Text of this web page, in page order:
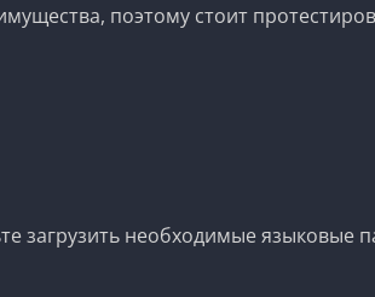
поэтому стоит
загрузить необходимые языковые